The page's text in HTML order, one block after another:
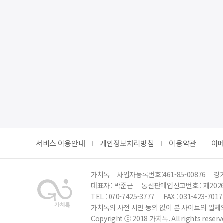
서비스 이용안내 개인정보처리방침 이용약관 이
가치톡 사업자등록번호:461-85-00876
경
대표자 : 박준근
통신판매업신고번호 : 제
TEL : 070-7425-3777
FAX : 031-423-7017
가치톡의 사전 서면 동의 없이 본 사이트의 일
Copyright ⓒ 2018 가치톡. All rights